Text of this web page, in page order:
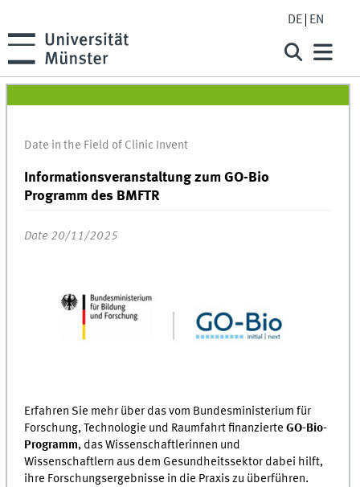
DE EN
Date in the Field of Clinic Invent
Informationsveranstaltung zum GO-Bio
Programm des BMFTR
Date 20/11/2025
Erfahren Sie mehr über das vom Bundesministerium für
Forschung, Technologie und Raumfahrt finanzierteGO-Bio-
Programm, das Wissenschaftlerinnen und
Wissenschaftlern aus dem Gesundheitssektor dabei hilft,
ihre Forschungsergebnisse in die Praxis zu überführen.